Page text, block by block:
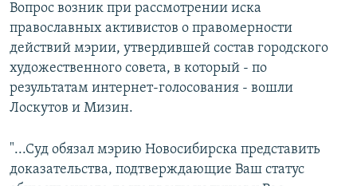
Вопрос возник при рассмотрении иска
православных активистов о правомерности
действий мэрии, утвердившей состав городского
художественного совета, в который - по
результатам интернет-голосования - вошли
Лоскутов и Мизин.
"...Суд обязал мэрию Новосибирска представить
доказательства, подтверждающие Ваш статус